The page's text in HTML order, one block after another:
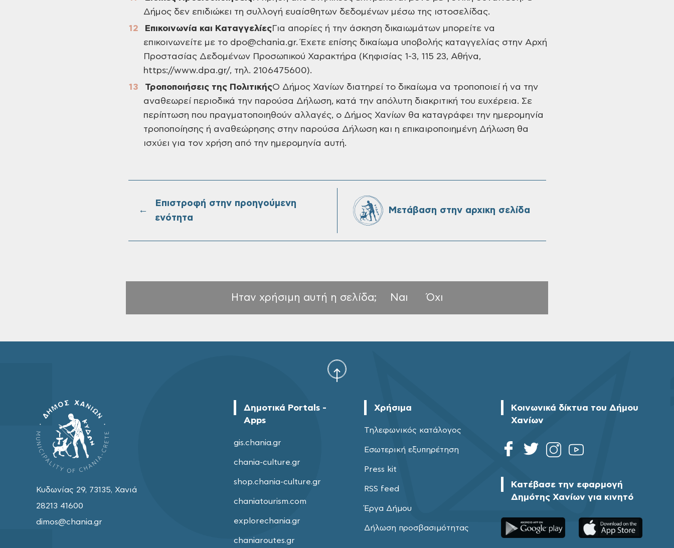
Δήμος δεν επιδιώκει τη συλλογή ευαίσθητων δεδομένων μέσω της ιστοσελίδας.
Επικοινωνία και ΚαταγγελίεςΓια απορίες ή την άσκηση δικαιωμάτων μπορείτε να
επικοινωνείτε με το dpo@chania.gr. Έχετε επίσης δικαίωμα υποβολής καταγγελίας στην Αρχή
Προστασίας Δεδομένων Προσωπικού Χαρακτήρα (Κηφισίας 1-3, 115 23, Αθήνα,
https://www.dpa.gr/, τηλ. 2106475600).
Τροποποιήσεις της ΠολιτικήςΟ Δήμος Χανίων διατηρεί το δικαίωμα να τροποποιεί ή να την
αναθεωρεί περιοδικά την παρούσα Δήλωση, κατά την απόλυτη διακριτική του ευχέρεια. Σε
περίπτωση που πραγματοποιηθούν αλλαγές, ο Δήμος Χανίων θα καταγράφει την ημερομηνία
τροποποίησης ή αναθεώρησης στην παρούσα Δήλωση και η επικαιροποιημένη Δήλωση θα
ισχύει για τον χρήση από την ημερομηνία αυτή.
←
Επιστροφή στην προηγούμενη
ενότητα
Μετάβαση στην αρχικη σελίδα
Ηταν χρήσιμη αυτή η σελίδα; Ναι Όχι
Κυδωνίας 29, 73135, Χανιά
28213 41600
dimos@chania.gr
Δημοτικά Portals -
Apps
gis.chania.gr
chania-culture.gr
shop.chania-culture.gr
chaniatourism.com
explorechania.gr
chaniaroutes.gr
Χρήσιμα
Τηλεφωνικός κατάλογος
Εσωτερική εξυπηρέτηση
Press kit
RSS feed
Έργα Δήμου
Δήλωση προσβασιμότητας
Κοινωνικά δίκτυα του Δήμου
Χανίων
Κατέβασε την εφαρμογή
Δημότης Χανίων για κινητό